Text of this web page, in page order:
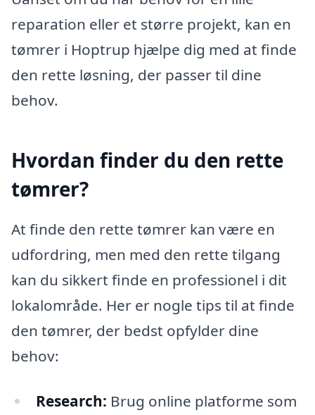
reparation eller et større projekt, kan en
tømrer i Hoptrup hjælpe dig med at finde
den rette løsning, der passer til dine
behov.
Hvordan finder du den rette
tømrer?
At finde den rette tømrer kan være en
udfordring, men med den rette tilgang
kan du sikkert finde en professionel i dit
lokalområde. Her er nogle tips til at finde
den tømrer, der bedst opfylder dine
behov:
Research: Brug online platforme som